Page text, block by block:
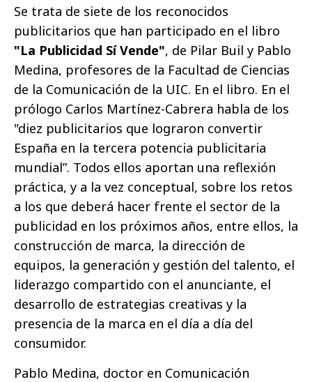
Se trata de siete de los reconocidos
publicitarios que han participado en el libro
"La Publicidad Sí Vende", de Pilar Buil y Pablo
Medina, profesores de la Facultad de Ciencias
de la Comunicación de la UIC. En el libro. En el
prólogo Carlos Martínez-Cabrera habla de los
"diez publicitarios que lograron convertir
España en la tercera potencia publicitaria
mundial”. Todos ellos aportan una reflexión
práctica, y a la vez conceptual, sobre los retos
a los que deberá hacer frente el sector de la
publicidad en los próximos años, entre ellos, la
construcción de marca, la dirección de
equipos, la generación y gestión del talento, el
liderazgo compartido con el anunciante, el
desarrollo de estrategias creativas y la
presencia de la marca en el día a día del
consumidor.
Pablo Medina, doctor en Comunicación